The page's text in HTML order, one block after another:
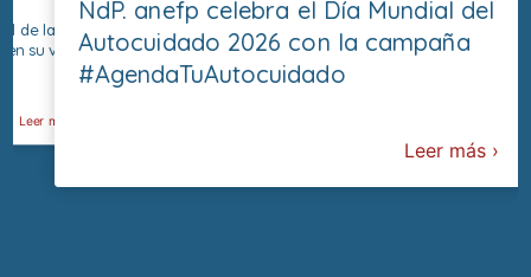
2026
NdP. anefp impulsa la campaña
#AgendaTuAutocuidado con motivo
del Día Mundial del Autocuidado
Leer más ›